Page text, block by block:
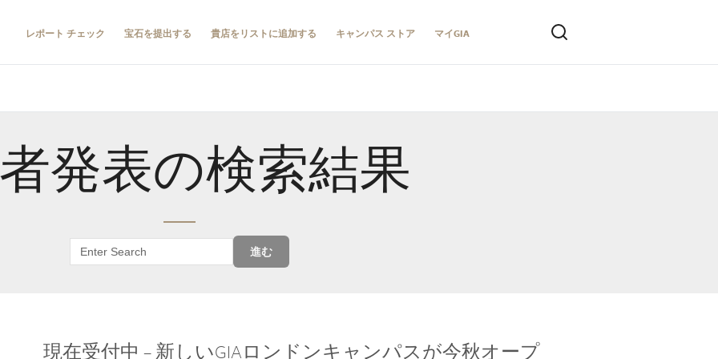
レポート チェック 宝石を提出する 貴店をリストに追加する キャンパス ストア マイGIA
発表の検索結果
進む
現在受付中 – 新しいGIAロンドンキャンパスが今秋オープ